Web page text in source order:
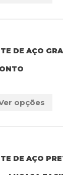
DE AÇO
opções
DE AÇO